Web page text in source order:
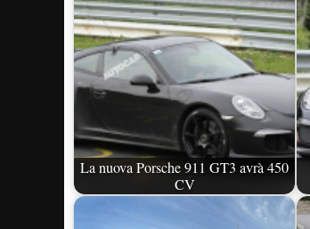
La nuova Porsche 911 GT3 avrà 450
CV